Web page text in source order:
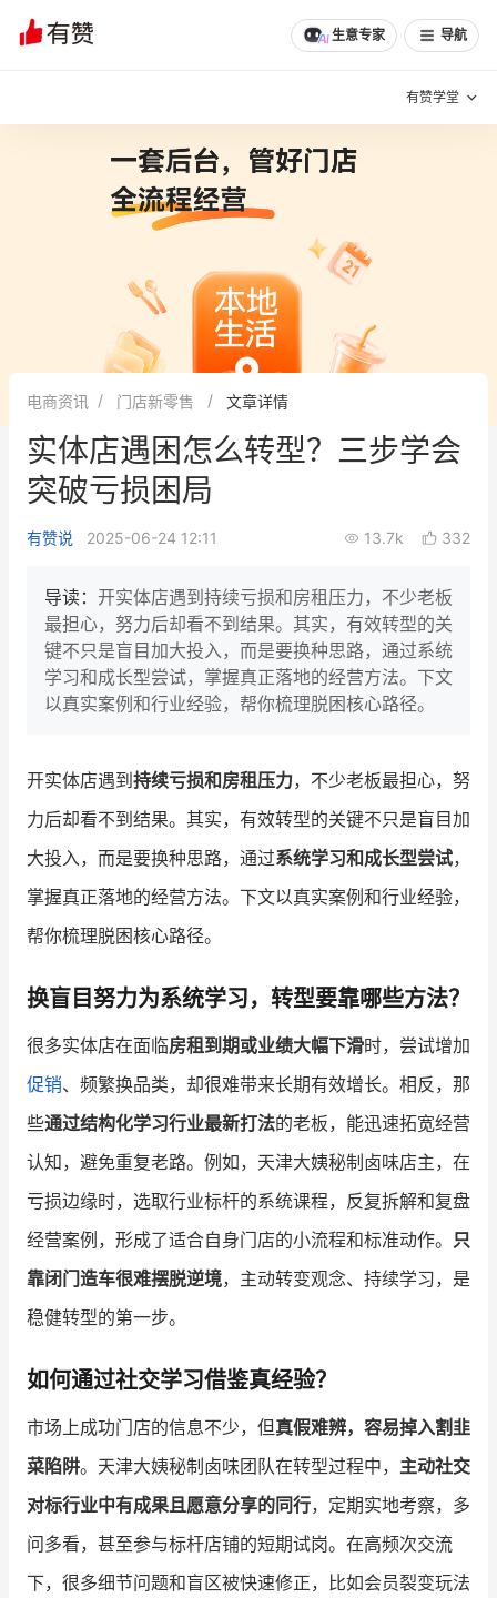
生意专家 导航
有赞学堂
增长方法
有赞专家说
新零售最佳实践
面对面聊增长
新零售大会
增长产品指南
智库 产品场景库
行业洞察
品牌消费观 行业报告
培训课程
私域课程 新零售内参
增长俱乐部
增长俱乐部 有赞商盟
合作共进
入驻有赞 认证代理商
电商资讯 门店新零售 文章详情
实体店遇困怎么转型？三步学会
突破亏损困局
有赞说 2025-06-24 12:11 13.7k 332
导读： 开实体店遇到持续亏损和房租压力，不少老板
最担心，努力后却看不到结果。其实，有效转型的关
键不只是盲目加大投入，而是要换种思路，通过系统
学习和成长型尝试，掌握真正落地的经营方法。下文
以真实案例和行业经验，帮你梳理脱困核心路径。
开实体店遇到 持续亏损和房租压力，不少老板最担心，努
力后却看不到结果。其实，有效转型的关键不只是盲目加
大投入，而是要换种思路，通过系统学习和成长型尝试，
掌握真正落地的经营方法。下文以真实案例和行业经验，
帮你梳理脱困核心路径。
换盲目努力为系统学习，转型要靠哪些方法？
很多实体店在面临房租到期或业绩大幅下滑时，尝试增加
促销、频繁换品类，却很难带来长期有效增长。相反，那
些通过结构化学习行业最新打法的老板，能迅速拓宽经营
认知，避免重复老路。例如，天津大姨秘制卤味店主，在
亏损边缘时，选取行业标杆的系统课程，反复拆解和复盘
经营案例，形成了适合自身门店的小流程和标准动作。 只
靠闭门造车很难摆脱逆境，主动转变观念、持续学习，是
稳健转型的第一步。
如何通过社交学习借鉴真经验？
市场上成功门店的信息不少，但真假难辨，容易掉入割韭
菜陷阱。天津大姨秘制卤味团队在转型过程中， 主动社交
对标行业中有成果且愿意分享的同行，定期实地考察，多
问多看，甚至参与标杆店铺的短期试岗。在高频次交流
下，很多细节问题和盲区被快速修正，比如会员裂变玩法